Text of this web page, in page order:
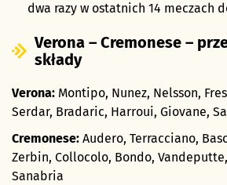
dwa razy w ostatnich 14 meczach
Verona – Cremonese –
składy
Verona: Montipo, Nunez, Nelsson,
Serdar, Bradaric, Harroui, Giovane,
Cremonese: Audero, Terracciano,
Zerbin, Collocolo, Bondo,
Sanabria